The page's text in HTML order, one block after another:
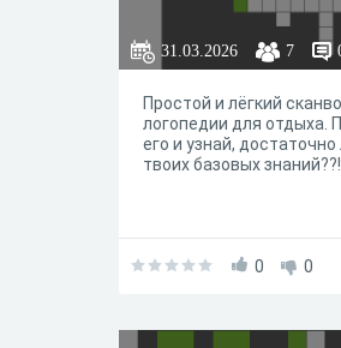
31.03.2026 7
Простой и лёгкий
логопедии для отдыха.
его и узнай, достаточно
твоих базовых
0 0